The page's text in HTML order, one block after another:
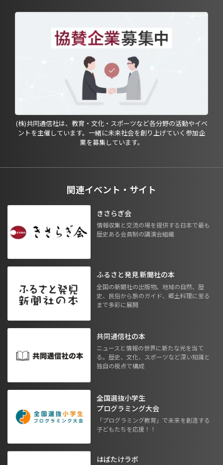
(株)共同通信社は、教育・文化・スポーツなど各分野の活動やイベ
ントを主催しています。一緒に未来社会を創り上げていく参加企
業を募集しています。
関連イベント・サイト
きさらぎ会
情報収集と交流の場を提供する日本で最も
歴史ある会員制の講演会組織
ふるさと発見 新聞社の本
全国の新聞社の出版物。地域の自然、歴
史、民俗から旅のガイド、郷土料理に至る
まで多彩に展開
共同通信社の本
ニュースと情報の世界に新たな光を当て
る。歴史、文化、スポーツなど深い知識と
独自の視点で構成
全国選抜小学生
プログラミング大会
「プログラミング教育」で未来を創造する
子どもたちを応援！！
はばたけラボ